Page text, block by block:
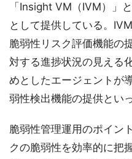
「Insight VM（IVM）」
として提供している。
脆弱性リスク評価機能の
対する進捗状況の見える
めとしたエージェントが
弱性検出機能の提供とい
脆弱性管理運用のポイン
クの脆弱性を効率的に把